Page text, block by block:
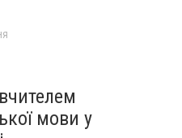
мови у